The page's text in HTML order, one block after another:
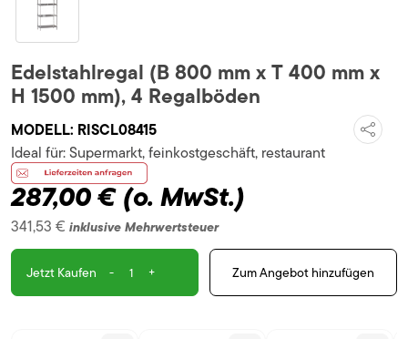
Edelstahlregal (B 800 mm x T 400 mm x
H 1500 mm), 4 Regalböden
MODELL: RISCL08415
287,00 €(o. MwSt.)
341,53 € inklusive Mehrwertsteuer
Ideal für:Supermarkt, feinkostgeschäft, restaurant
Jetzt Kaufen - + Zum Angebot hinzufügen